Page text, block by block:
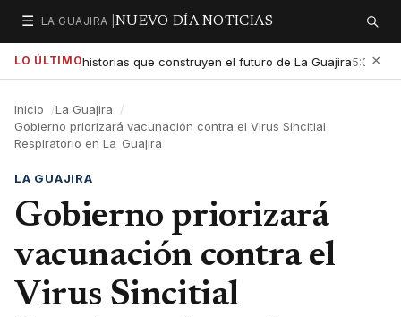
☰
Secciones
LA GUAJIRA | NUEVO DÍA NOTICIAS Buscar
LO ÚLTIMO
las historias que construyen el futuro de La Guajira5:01 PM×
Inicio
La Guajira
Gobierno priorizará vacunación contra el Virus Sincitial
Respiratorio en La Guajira
LA GUAJIRA
Gobierno priorizará
vacunación contra el
Virus Sincitial